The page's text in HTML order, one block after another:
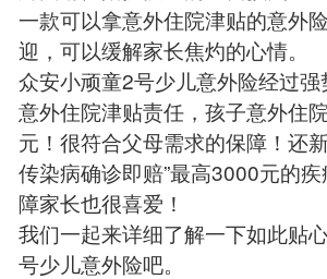
一款可以拿意外住院津贴的意外
迎，可以缓解家长焦灼的心情。
众安小顽童2号少儿意外险经过
意外住院津贴责任，孩子意外住
元！很符合父母需求的保障！还
传染病确诊即赔”最高3000元的
障家长也很喜爱！
我们一起来详细了解一下如此贴
号少儿意外险吧。